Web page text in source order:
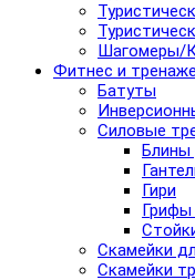
Шагомеры/
Фитнес и
Батуты
Силовые
Блины
Гири
Скамейки
Скамейки